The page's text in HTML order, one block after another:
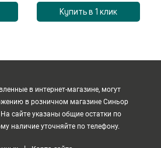
Купить в 1 клик
в интернет-магазине, могут
в розничном магазине Синьор
сайте указаны общие остатки по
наличие уточняйте по телефону.